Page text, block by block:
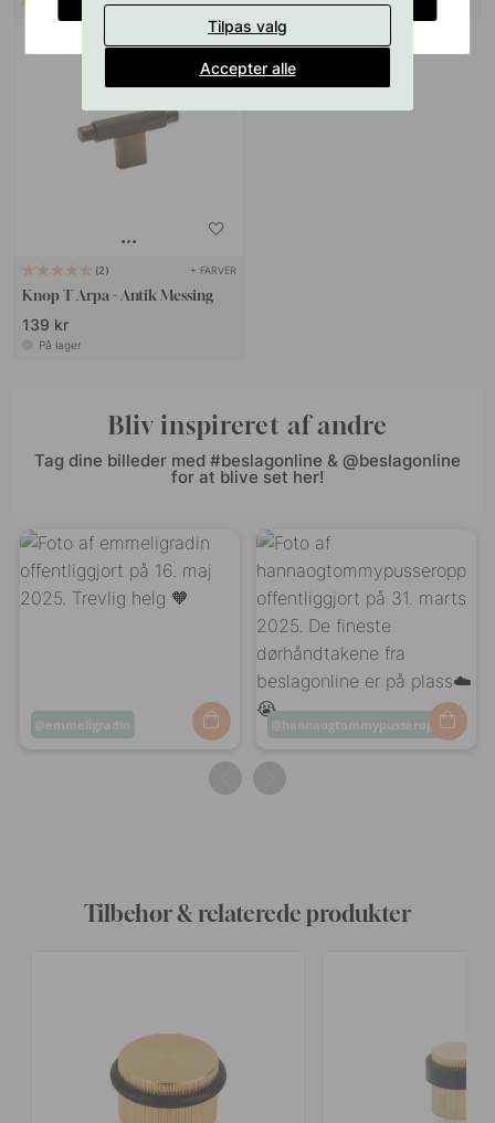
På lager
2 + FARVER
Knop T Arpa - Antik Messing
139 kr
På lager
Bliv inspireret af andre
Tag dine billeder med #beslagonline & @beslagonline
for at blive set her!
Opslag
emmeligradin
Opslag
hannaogtommypusseropp
Tilbehør & relaterede produkter
Tilpas valg
Accepter alle